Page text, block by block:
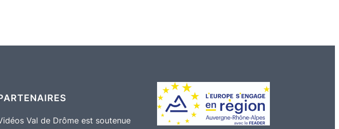
Val de Drôme est soutenue